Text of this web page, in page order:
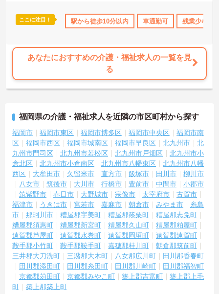
無資格OK 資格取得サポート 研修制度あり 産休･育休･
ここに注目！ 駅から徒歩10分以内 車通勤可 残業少なめ
あなたにおすすめの介護・福祉求人の一覧を見
る
福岡県の介護・福祉求人を近隣の市区町村から探す
福岡市 福岡市東区 福岡市博多区 福岡市中央区
福岡市南
区
福岡市西区 福岡市城南区 福岡市早良区 北九州市
北
九州市門司区
北九州市若松区 北九州市戸畑区
北九州市小
倉北区
北九州市小倉南区 北九州市八幡東区
北九州市八幡
西区
大牟田市 久留米市 直方市 飯塚市 田川市
柳川市
八女市
筑後市 大川市 行橋市 豊前市 中間市
小郡市
筑紫野市
春日市 大野城市 宗像市 太宰府市
古賀市
福津市
うきは市 宮若市 嘉麻市 朝倉市 みやま市
糸島
市
那珂川市 糟屋郡宇美町 糟屋郡篠栗町
糟屋郡志免町
糟屋郡須惠町
糟屋郡新宮町 糟屋郡久山町
糟屋郡粕屋町
遠賀郡芦屋町
遠賀郡水巻町 遠賀郡岡垣町
遠賀郡遠賀町
鞍手郡小竹町
鞍手郡鞍手町 嘉穂郡桂川町
朝倉郡筑前町
三井郡大刀洗町
三潴郡大木町 八女郡広川町
田川郡香春町
田川郡添田町
田川郡糸田町 田川郡川崎町
田川郡福智町
京都郡苅田町
京都郡みやこ町 築上郡吉富町
築上郡上毛
町
築上郡築上町